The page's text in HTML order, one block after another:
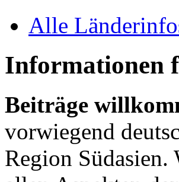
Alle
Informationen
Beiträge
vorwiegend
Region Südasien.